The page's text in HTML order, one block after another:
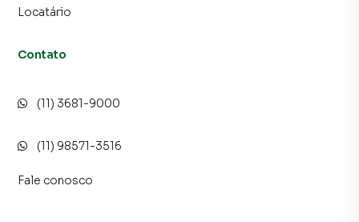
Locatário
Contato
(11) 3681-9000
(11) 98571-3516
Fale conosco